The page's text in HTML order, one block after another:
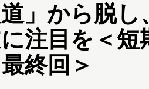
道」から脱
注目を＜
終回＞